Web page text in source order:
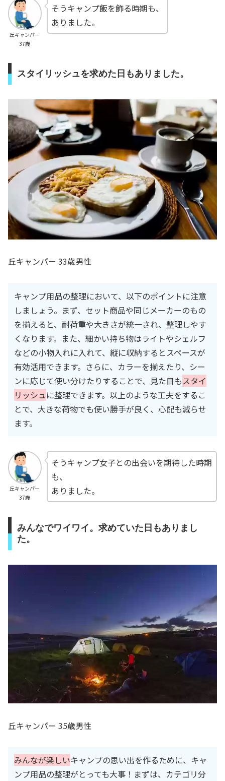
丘キャンパー
37歳
そうキャンプ飯を飾る時期も、
ありました。
スタイリッシュを求めた日もありました。
丘キャンパー 33歳男性
キャンプ用品の整理において、以下のポイントに注意
しましょう。まず、セット商品や同じメーカーのもの
を揃えると、耐荷重や大きさが統一され、整理しやす
くなります。また、細かい持ち物はライトやシェルフ
などの小物入れに入れて、縦に収納するとスペースが
有効活用できます。さらに、カラーを揃えたり、シー
ンに応じて使い分けたりすることで、見た目もスタイ
リッシュに整理できます。以上のような工夫をするこ
とで、大きな荷物でも使い勝手が良く、心配も減らせ
ます。
丘キャンパー
37歳
そうキャンプ女子との出会いを期待した時期
も、
ありました。
みんなでワイワイ。求めていた日もありまし
た。
丘キャンパー 35歳男性
みんなが楽しいキャンプの思い出を作るために、キャ
ンプ用品の整理がとっても大事！まずは、カテゴリ分